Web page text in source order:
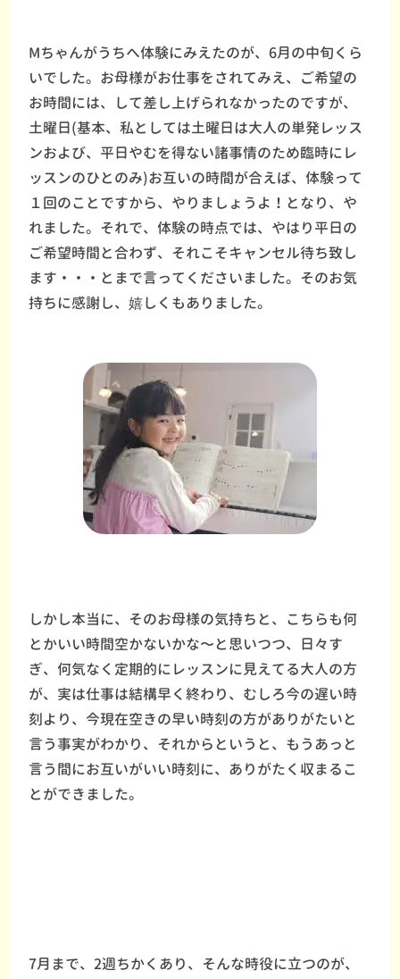
Mちゃんがうちへ体験にみえたのが、6月の中旬くら
いでした。お母様がお仕事をされてみえ、ご希望の
お時間には、して差し上げられなかったのですが、
土曜日(基本、私としては土曜日は大人の単発レッス
ンおよび、平日やむを得ない諸事情のため臨時にレ
ッスンのひとのみ)お互いの時間が合えば、体験って
１回のことですから、やりましょうよ！となり、や
れました。それで、体験の時点では、やはり平日の
ご希望時間と合わず、それこそキャンセル待ち致し
ます・・・とまで言ってくださいました。そのお気
持ちに感謝し、嬉しくもありました。
しかし本当に、そのお母様の気持ちと、こちらも何
とかいい時間空かないかな〜と思いつつ、日々す
ぎ、何気なく定期的にレッスンに見えてる大人の方
が、実は仕事は結構早く終わり、むしろ今の遅い時
刻より、今現在空きの早い時刻の方がありがたいと
言う事実がわかり、それからというと、もうあっと
言う間にお互いがいい時刻に、ありがたく収まるこ
とができました。
7月まで、2週ちかくあり、そんな時役に立つのが、